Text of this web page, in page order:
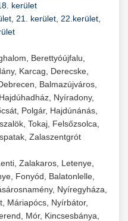
kerület
21. kerület 22.kerület
Berettyóújfalu,
Karcag, Derecske,
Balmazújváros,
Nyíradony,
Polgár, Hajdúnánás,
Tokaj, Felsőzsolca,
Zalaszentgrót
Zalakaros, Letenye,
Fonyód, Balatonlelle,
Nyíregyháza,
Máriapócs, Nyírbátor,
Mór, Kincsesbánya,